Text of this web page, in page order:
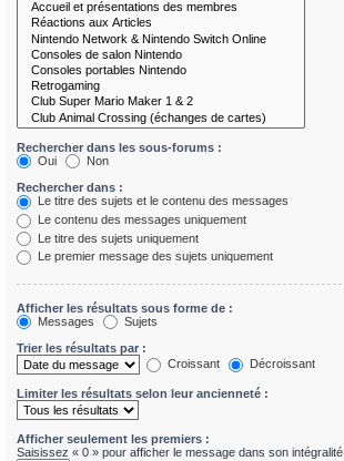
Rechercher dans les sous-forums :
Oui
Non
Rechercher dans :
Le titre des sujets et le contenu des messages
Le contenu des messages uniquement
Le titre des sujets uniquement
Le premier message des sujets uniquement
Afficher les résultats sous forme de :
Messages
Sujets
Trier les résultats par :
Croissant
Décroissant
Limiter les résultats selon leur ancienneté :
Afficher seulement les premiers :
Saisissez « 0 » pour afficher le message dans son intégralité.